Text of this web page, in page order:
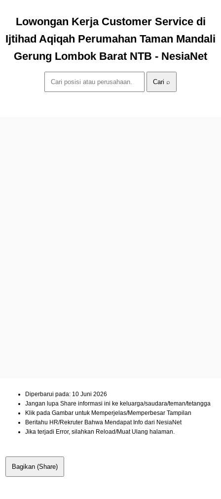
Lowongan Kerja Customer Service di
Ijtihad Aqiqah Perumahan Taman Mandali
Gerung Lombok Barat NTB - NesiaNet
Cari ⌕
Diperbarui pada: 10 Juni 2026
Jangan lupa Share informasi ini ke keluarga/saudara/teman/tetangga
Klik pada Gambar untuk Memperjelas/Memperbesar Tampilan
Beritahu HR/Rekruter Bahwa Mendapat Info dari NesiaNet
Jika terjadi Error, silahkan Reload/Muat Ulang halaman.
Bagikan (Share)